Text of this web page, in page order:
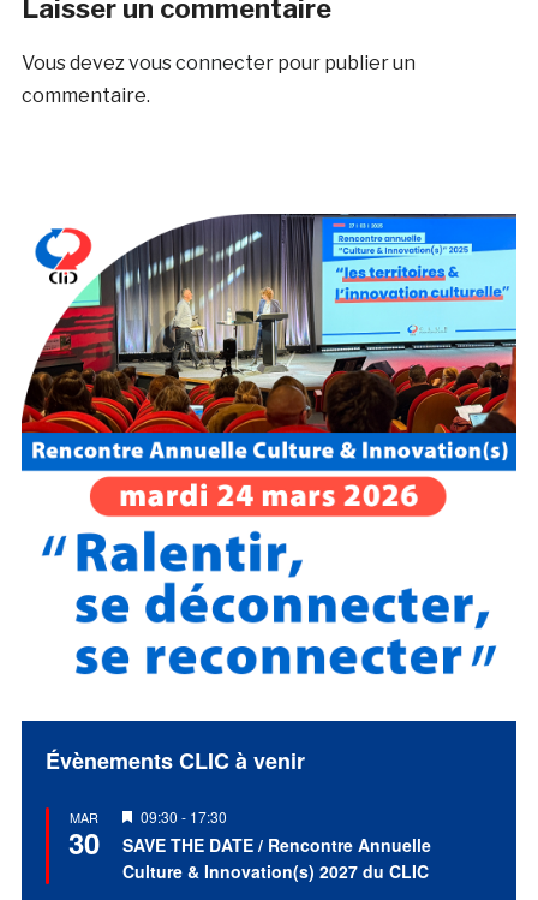
Laisser un commentaire
Vous devezvous connecterpour publier un
commentaire.
Évènements CLIC à venir
MAR
30
Mis
en
avant
09:30 - 17:30
SAVE THE DATE / Rencontre Annuelle
Culture & Innovation(s) 2027 du CLIC